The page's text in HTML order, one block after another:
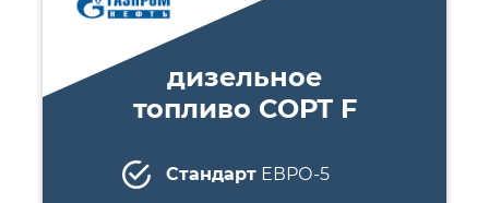
дизельное
топливо СОРТ F
СтандартЕВРО-5